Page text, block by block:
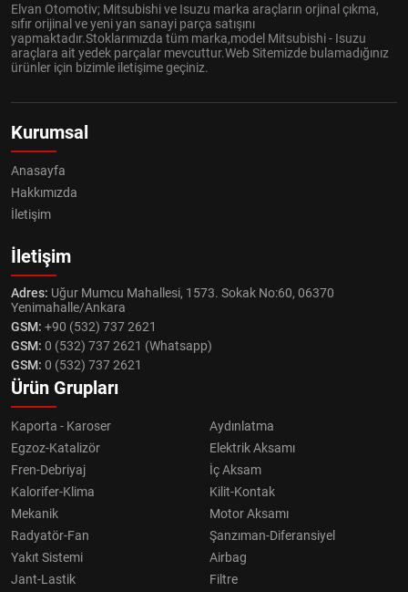
Elvan Otomotiv; Mitsubishi ve Isuzu marka araçların orjinal çıkma,
sıfır orijinal ve yeni yan sanayi parça satışını
yapmaktadır.Stoklarımızda tüm marka,model Mitsubishi - Isuzu
araçlara ait yedek parçalar mevcuttur.Web Sitemizde bulamadığınız
ürünler için bizimle iletişime geçiniz.
Kurumsal
Anasayfa
Hakkımızda
İletişim
İletişim
Adres: Uğur Mumcu Mahallesi, 1573. Sokak No:60, 06370
Yenimahalle/Ankara
GSM: +90 (532) 737 2621
GSM: 0 (532) 737 2621 (Whatsapp)
GSM: 0 (532) 737 2621
Ürün Grupları
Kaporta - Karoser
Aydınlatma
Egzoz-Katalizör
Elektrik Aksamı
Fren-Debriyaj
İç Aksam
Kalorifer-Klima
Kilit-Kontak
Mekanik
Motor Aksamı
Radyatör-Fan
Şanzıman-Diferansiyel
Yakıt Sistemi
Airbag
Jant-Lastik
Filtre